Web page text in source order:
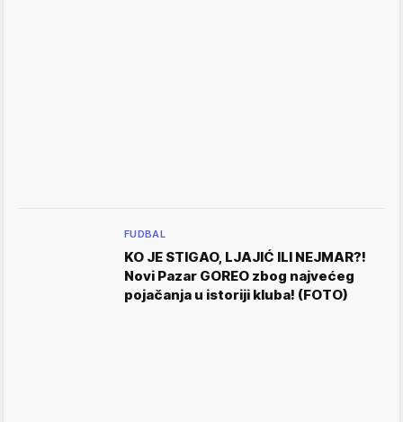
FUDBAL
KO JE STIGAO, LJAJIĆ ILI NEJMAR?!
Novi Pazar GOREO zbog najvećeg
pojačanja u istoriji kluba! (FOTO)